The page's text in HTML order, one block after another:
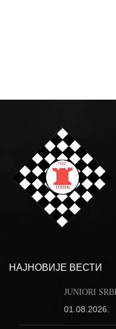
НАЈНОВИЈЕ ВЕСТИ
JUNIORI
01.08.2026.